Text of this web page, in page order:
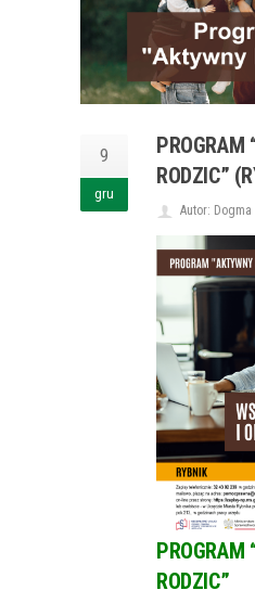
9
gru
PROGRAM
RODZIC”
Autor: Dogma
PROGRAM
RODZIC”